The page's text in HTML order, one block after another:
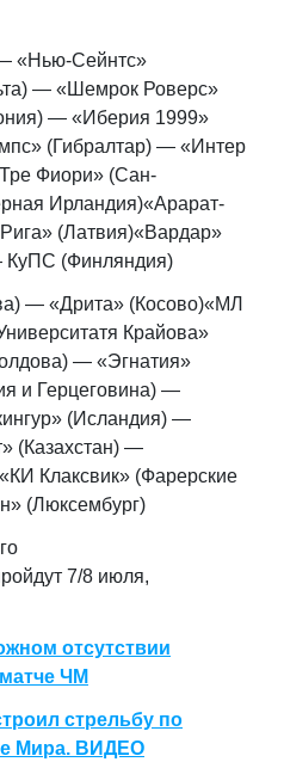
«Нью-Сейнтс»
— «Шемрок Роверс»
— «Иберия 1999»
(Гибралтар) — «Интер
Фиори» (Сан-
Ирландия)«Арарат-
(Латвия)«Вардар»
КуПС (Финляндия)
— «Дрита» (Косово)«МЛ
Крайова»
— «Эгнатия»
и Герцеговина) —
(Исландия) —
(Казахстан) —
Клаксвик» (Фарерские
(Люксембург)
7/8 июля,
отсутствии
ЧМ
стрельбу по
Мира. ВИДЕО